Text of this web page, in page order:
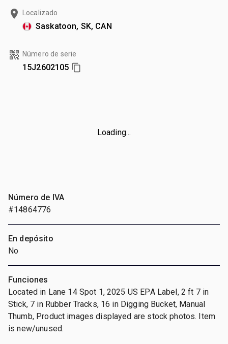
Localizado
Saskatoon, SK, CAN
Número de serie
15J2602105
Loading...
Número de IVA
#14864776
En depósito
No
Funciones
Located in Lane 14 Spot 1, 2025 US EPA Label, 2 ft 7 in
Stick, 7 in Rubber Tracks, 16 in Digging Bucket, Manual
Thumb, Product images displayed are stock photos. Item
is new/unused.